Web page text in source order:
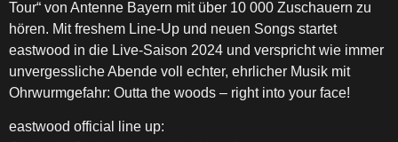
Tour“ von Antenne Bayern mit über 10 000 Zuschauern zu
hören. Mit freshem Line-Up und neuen Songs startet
eastwood in die Live-Saison 2024 und verspricht wie immer
unvergessliche Abende voll echter, ehrlicher Musik mit
Ohrwurmgefahr: Outta the woods – right into your face!
eastwood official line up: